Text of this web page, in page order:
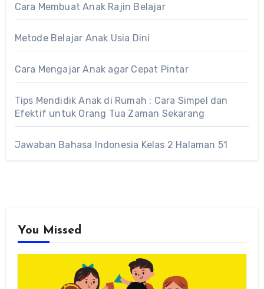
Cara Membuat Anak Rajin Belajar
Metode Belajar Anak Usia Dini
Cara Mengajar Anak agar Cepat Pintar
Tips Mendidik Anak di Rumah : Cara Simpel dan
Efektif untuk Orang Tua Zaman Sekarang
Jawaban Bahasa Indonesia Kelas 2 Halaman 51
You Missed